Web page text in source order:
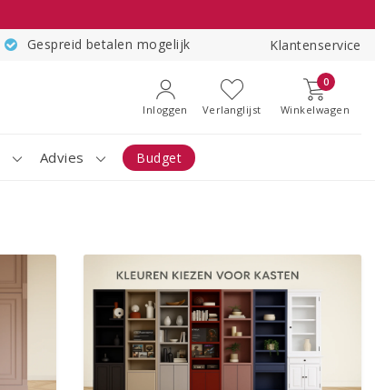
Gespreid betalen mogelijk Klantenservice
Inloggen Verlanglijst
0
Winkelwagen
Advies
Budget